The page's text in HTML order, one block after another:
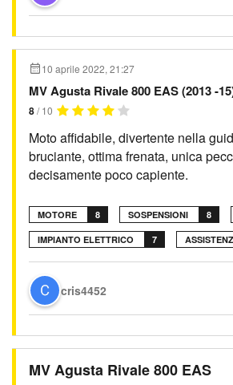
10 aprile 2022, 21:27
MV Agusta Rivale 800 EAS (2013 -
8/ 10
Moto affidabile, divertente nella
bruciante, ottima frenata, unica
decisamente poco capiente.
MOTORE 8 SOSPENSIONI 8
IMPIANTO ELETTRICO 7
cris4452
MV Agusta Rivale 800 EAS